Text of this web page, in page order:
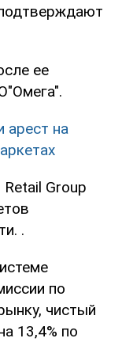
ее
арест на
Group
.
по
чистый
13,4% по